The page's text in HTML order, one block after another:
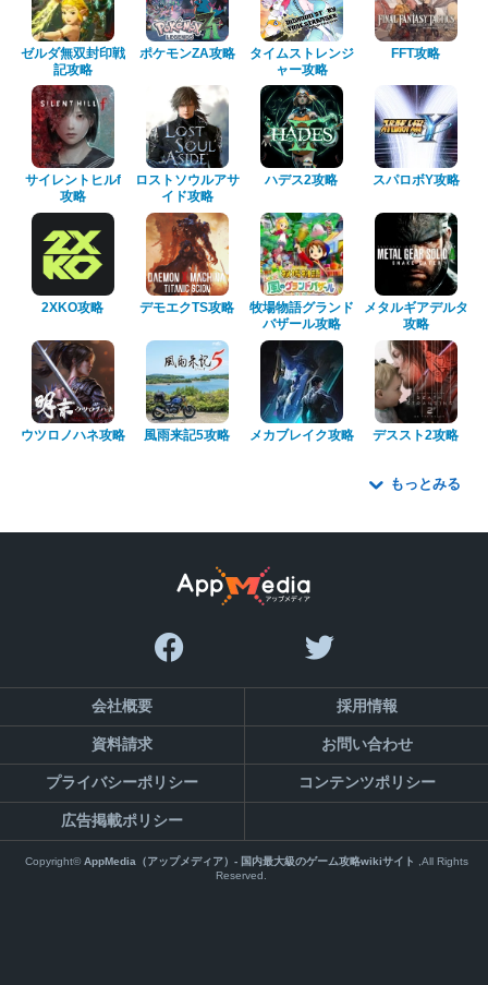
ゼルダ無双封印戦
記攻略
ポケモンZA攻略
タイムストレンジ
ャー攻略
FFT攻略
サイレントヒルf
攻略
ロストソウルアサ
イド攻略
ハデス2攻略 スパロボY攻略
2XKO攻略 デモエクTS攻略
牧場物語グランド
バザール攻略
メタルギアデルタ
攻略
ウツロノハネ攻略 風雨来記5攻略 メカブレイク攻略 デススト2攻略
もっとみる
会社概要 採用情報
資料請求 お問い合わせ
プライバシーポリシー コンテンツポリシー
広告掲載ポリシー
Copyright©AppMedia（アップメディア）- 国内最大級のゲーム攻略wikiサイト
,All Rights
Reserved.